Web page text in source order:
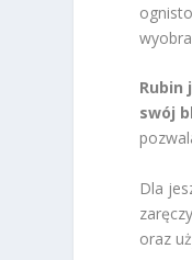
Rubin
swój
Dla
oraz